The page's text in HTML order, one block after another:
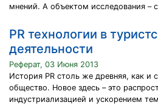
мнений. А объектом исследования –
PR технологии в
деятельности
Реферат, 03 Июня 2013
История PR столь же древняя, как и
общество. Новое здесь – это
индустриализацией и ускорением